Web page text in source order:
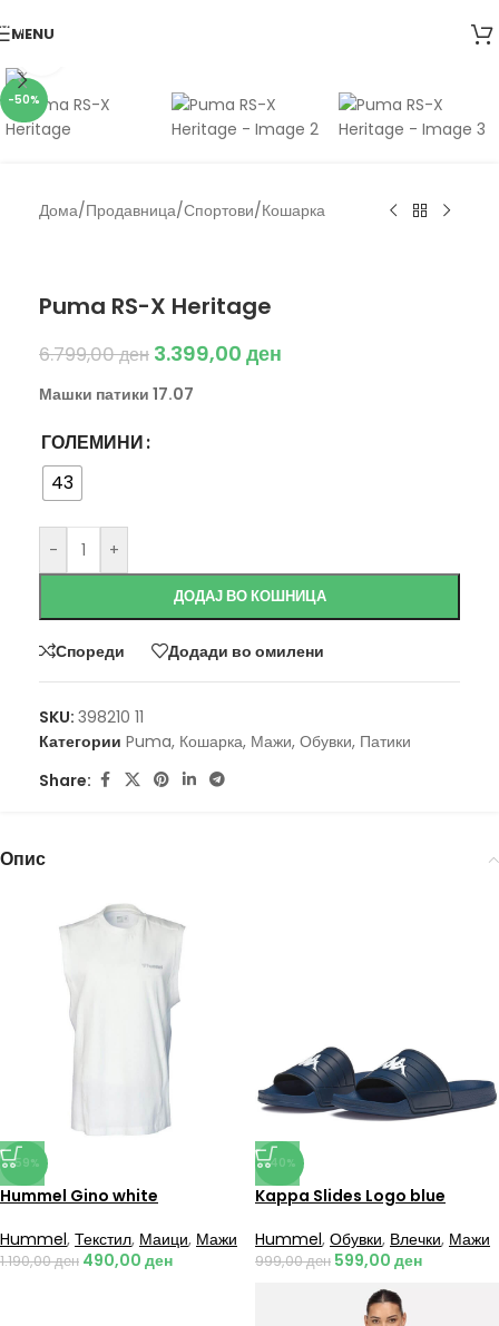
Skip to navigation
Skip to main content
MENU
-50%
Дома/Продавница/Спортови/Кошарка
Puma RS-X Heritage
6.799,00ден 3.399,00 ден
Машки патики 17.07
ГОЛЕМИНИ
43
- +
ДОДАЈ ВО КОШНИЦА
Спореди Додади во омилени
SKU: 398210 11
Категории Puma, Кошарка, Мажи, Обувки, Патики
Share:
Опис
-59%
Hummel Gino white
Hummel, Текстил, Маици, Мажи
1.190,00ден 490,00 ден
-40%
Kappa Slides Logo blue
Hummel, Обувки, Влечки, Мажи
999,00ден 599,00 ден